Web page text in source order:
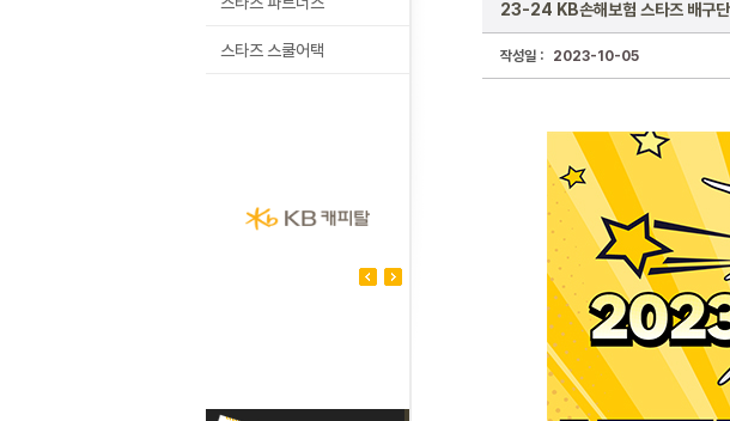
스타즈 스쿨어택
23-24 KB손해보험 스타즈 배구단
작성일 : 2023-10-05